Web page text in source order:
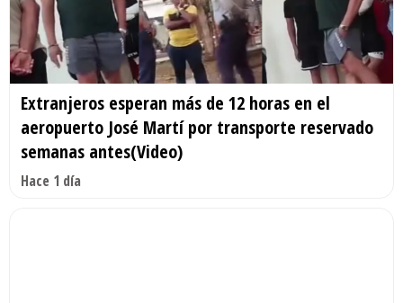
Extranjeros esperan más de 12 horas en el
aeropuerto José Martí por transporte reservado
semanas antes(Video)
Hace 1 día